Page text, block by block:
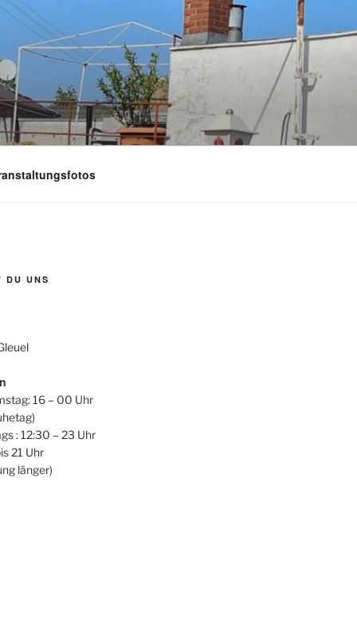
DU UNS
16 – 00 Uhr
: 12:30 – 23 Uhr
21 Uhr
länger)